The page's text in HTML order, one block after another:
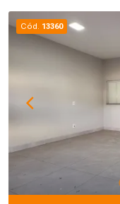
Cód. 13360